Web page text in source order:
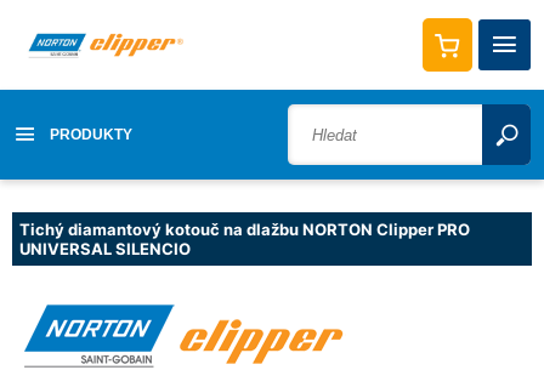
PRODUKTY
Tichý diamantový kotouč na dlažbu NORTON Clipper PRO
UNIVERSAL SILENCIO